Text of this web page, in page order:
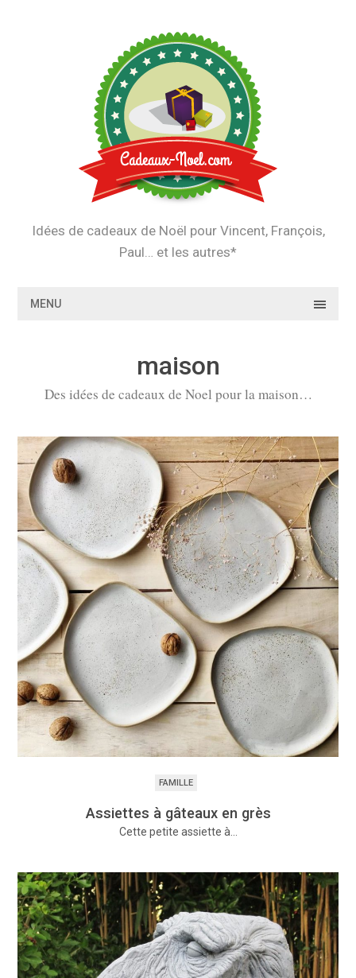
Idées de cadeaux de Noël pour Vincent, François,
Paul… et les autres*
MENU
maison
Des idées de cadeaux de Noel pour la maison…
FAMILLE
Assiettes à gâteaux en grès
Cette petite assiette à…